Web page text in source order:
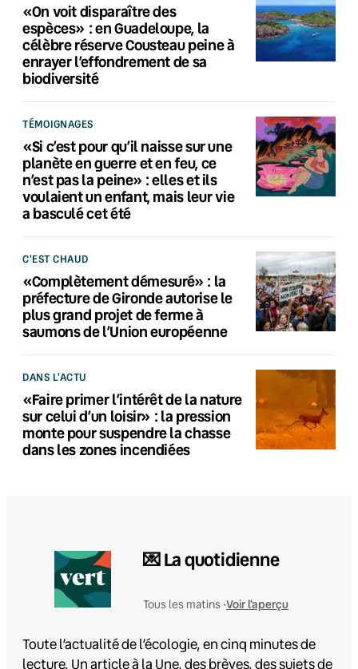
«On voit disparaître des
espèces» : en Guadeloupe, la
célèbre réserve Cousteau peine à
enrayer l’effondrement de sa
biodiversité
TÉMOIGNAGES
«Si c’est pour qu’il naisse sur une
planète en guerre et en feu, ce
n’est pas la peine» : elles et ils
voulaient un enfant, mais leur vie
a basculé cet été
C'EST CHAUD
«Complètement démesuré» : la
préfecture de Gironde autorise le
plus grand projet de ferme à
saumons de l’Union européenne
DANS L'ACTU
«Faire primer l’intérêt de la nature
sur celui d’un loisir» : la pression
monte pour suspendre la chasse
dans les zones incendiées
💌 La quotidienne
Tous les matins •Voir l'aperçu
Toute l’actualité de l’écologie, en cinq minutes de
lecture. Un article à la Une, des brèves, des sujets de